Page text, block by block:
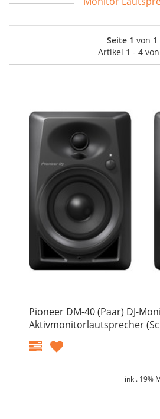
Seite 1 von 1
Artikel 1 - 4
Pioneer DM-40 (Paar) DJ-
Aktivmonitorlautsprecher
inkl. 19%